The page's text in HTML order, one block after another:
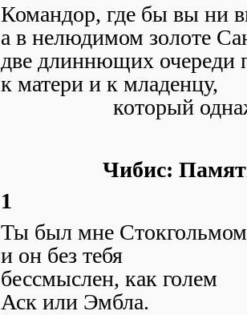
Командор, где бы вы ни
а в нелюдимом золоте
две длиннющих очереди
к матери и к младенцу,
который
Чибис:
1
Ты был мне
и он без тебя
бессмыслен, как голем
Аск или Эмбла.